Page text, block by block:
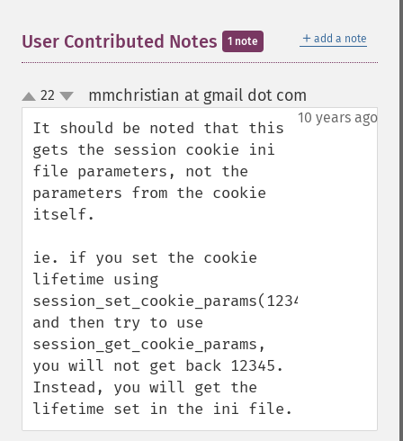
＋ add a note
User Contributed Notes 1 note
up
down
22 mmchristian at gmail dot com
10 years ago
It should be noted that this
gets the session cookie ini
file parameters, not the
parameters from the cookie
itself.
ie. if you set the cookie
lifetime using
session_set_cookie_params(12345)
and then try to use
session_get_cookie_params,
you will not get back 12345.
Instead, you will get the
lifetime set in the ini file.